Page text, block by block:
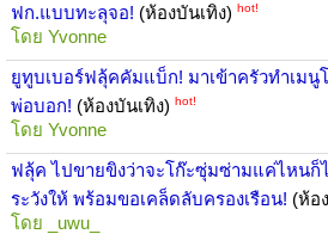
ฟก.แบบทะลุจอ! (ห้องบันเทิง) hot!
โดย Yvonne
ยูทูบเบอร์ฟลุ้คคัมแบ็ก! มาเข้าครัวทำเม
พ่อบอก! (ห้องบันเทิง) hot!
โดย Yvonne
ฟลุ้ค ไปขายขิงว่าจะโก๊ะซุ่มซ่ามแค่ไหนก็
ระวังให้ พร้อมขอเคล็ดลับครองเรือน! (ห้อ
โดย _uwu_